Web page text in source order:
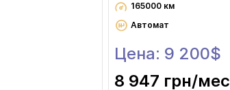
165000 км
Автомат
Цена: 9 200$
8 947 грн/мес